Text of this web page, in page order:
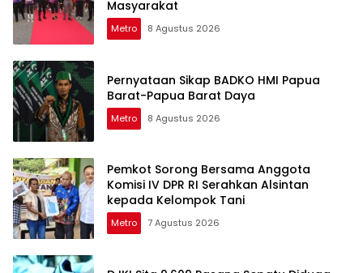
Masyarakat
Metro 8 Agustus 2026
Pernyataan Sikap BADKO HMI Papua
Barat-Papua Barat Daya
Metro 8 Agustus 2026
Pemkot Sorong Bersama Anggota
Komisi IV DPR RI Serahkan Alsintan
kepada Kelompok Tani
Metro 7 Agustus 2026